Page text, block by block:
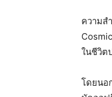
ความส
ในชีวิต
โดยนอ